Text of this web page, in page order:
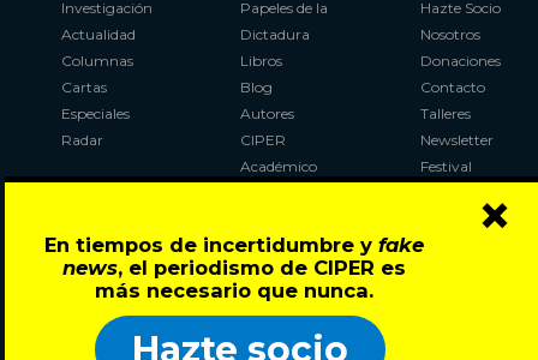
En tiempos de incertidumbre y fake
news, el periodismo de CIPER es
más necesario que nunca.
Hazte socio
×
Investigación
Actualidad
Columnas
Cartas
Especiales
Radar
Papeles de la
Dictadura
Libros
Blog
Autores
CIPER
Académico
Al Plebiscito
con CIPER
Hazte Socio
Nosotros
Donaciones
Contacto
Talleres
Newsletter
Festival